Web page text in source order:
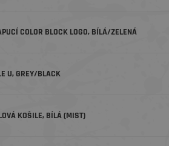
COLOR BLOCK LOGO, BÍLÁ/ZELENÁ
U, GREY/BLACK
KOŠILE, BÍLÁ (MIST)